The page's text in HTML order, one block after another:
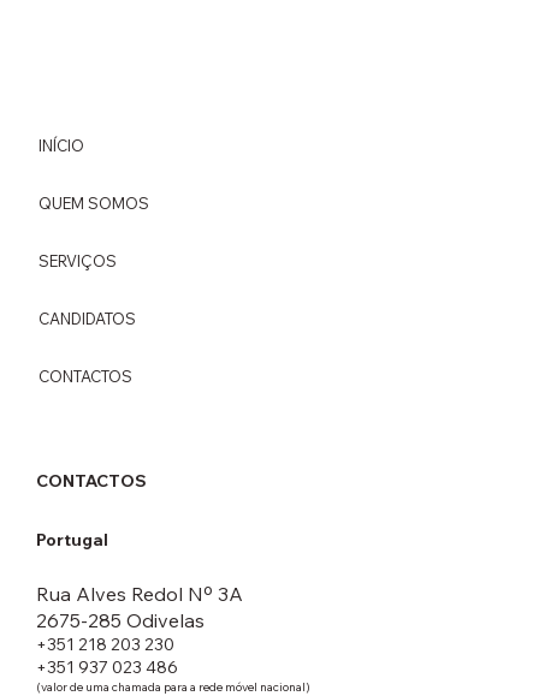
INÍCIO
QUEM SOMOS
SERVIÇOS
CANDIDATOS
CONTACTOS
CONTACTOS
Portugal
Rua Alves Redol Nº 3A
2675-285 Odivelas
+351 218 203 230
+351 937 023 486
(valor de uma chamada para a rede móvel nacional)